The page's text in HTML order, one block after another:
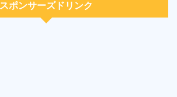
スポンサーズドリンク